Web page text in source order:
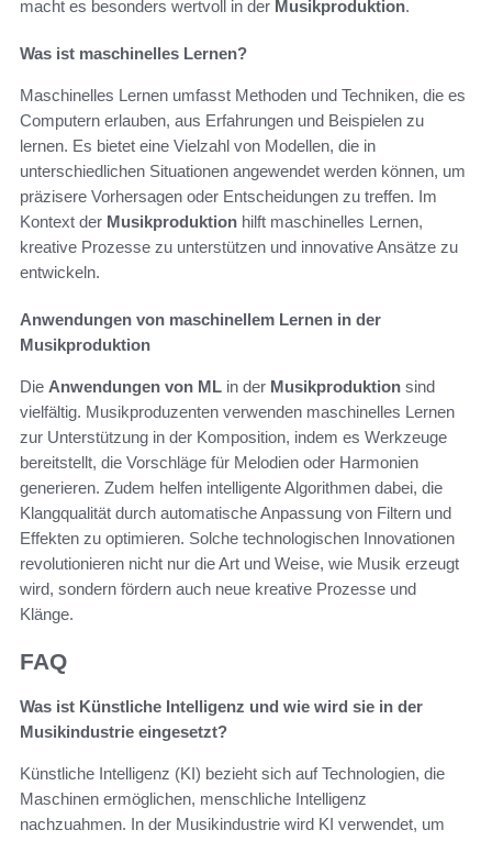
macht es besonders wertvoll in der Musikproduktion.
Was ist maschinelles Lernen?
Maschinelles Lernen umfasst Methoden und Techniken, die es
Computern erlauben, aus Erfahrungen und Beispielen zu
lernen. Es bietet eine Vielzahl von Modellen, die in
unterschiedlichen Situationen angewendet werden können, um
präzisere Vorhersagen oder Entscheidungen zu treffen. Im
Kontext der Musikproduktion hilft maschinelles Lernen,
kreative Prozesse zu unterstützen und innovative Ansätze zu
entwickeln.
Anwendungen von maschinellem Lernen in der
Musikproduktion
Die Anwendungen von ML in der Musikproduktion sind
vielfältig. Musikproduzenten verwenden maschinelles Lernen
zur Unterstützung in der Komposition, indem es Werkzeuge
bereitstellt, die Vorschläge für Melodien oder Harmonien
generieren. Zudem helfen intelligente Algorithmen dabei, die
Klangqualität durch automatische Anpassung von Filtern und
Effekten zu optimieren. Solche technologischen Innovationen
revolutionieren nicht nur die Art und Weise, wie Musik erzeugt
wird, sondern fördern auch neue kreative Prozesse und
Klänge.
FAQ
Was ist Künstliche Intelligenz und wie wird sie in der
Musikindustrie eingesetzt?
Künstliche Intelligenz (KI) bezieht sich auf Technologien, die
Maschinen ermöglichen, menschliche Intelligenz
nachzuahmen. In der Musikindustrie wird KI verwendet, um